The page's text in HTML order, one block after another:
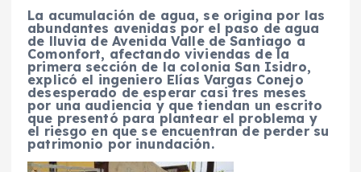
La acumulación de agua, se origina por las
abundantes avenidas por el paso de agua
de lluvia de Avenida Valle de Santiago a
Comonfort, afectando viviendas de la
primera sección de la colonia San Isidro,
explicó el ingeniero Elías Vargas Conejo
desesperado de esperar casi tres meses
por una audiencia y que tiendan un escrito
que presentó para plantear el problema y
el riesgo en que se encuentran de perder su
patrimonio por inundación.